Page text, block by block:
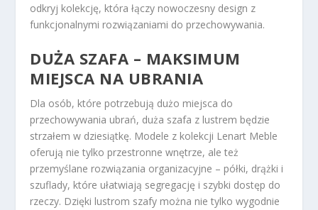
odkryj kolekcję, która łączy nowoczesny design z
funkcjonalnymi rozwiązaniami do przechowywania.
DUŻA SZAFA – MAKSIMUM
MIEJSCA NA UBRANIA
Dla osób, które potrzebują dużo miejsca do
przechowywania ubrań, duża szafa z lustrem będzie
strzałem w dziesiątkę. Modele z kolekcji Lenart Meble
oferują nie tylko przestronne wnętrze, ale też
przemyślane rozwiązania organizacyjne – półki, drążki i
szuflady, które ułatwiają segregację i szybki dostęp do
rzeczy. Dzięki lustrom szafy można nie tylko wygodnie